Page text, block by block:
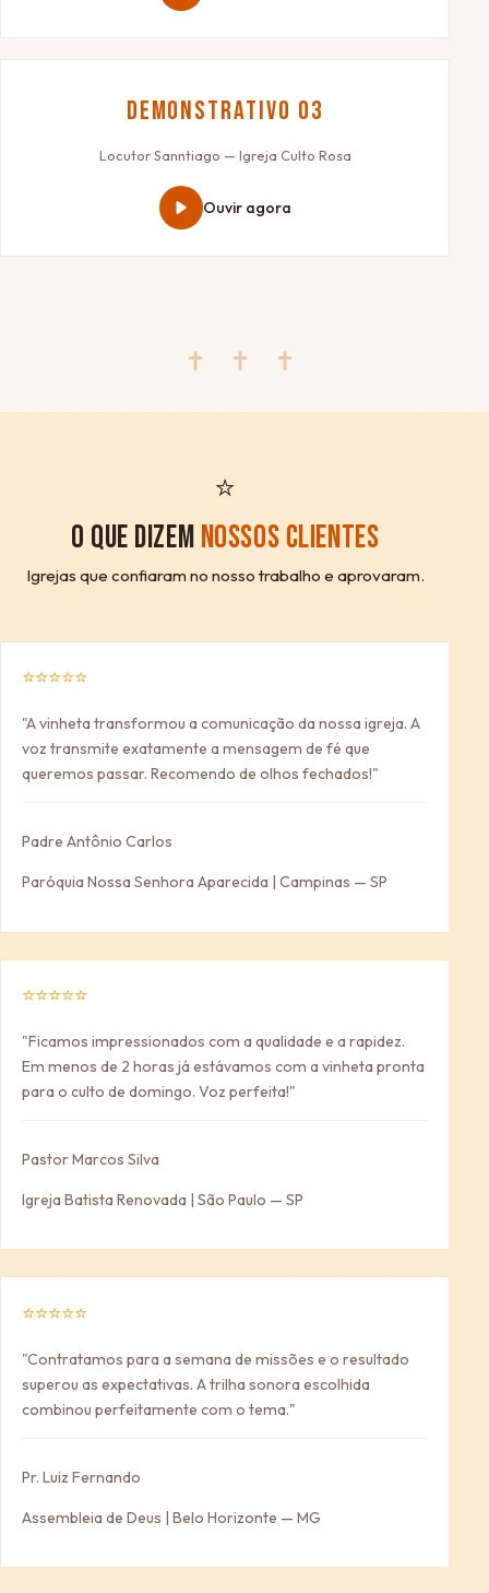
Demonstrativo 03
Locutor Sanntiago — Igreja Culto Rosa
Ouvir agora
✝ ✝ ✝
⭐
O QUE DIZEM NOSSOS CLIENTES
Igrejas que confiaram no nosso trabalho e aprovaram.
⭐⭐⭐⭐⭐
"A vinheta transformou a comunicação da nossa igreja. A
voz transmite exatamente a mensagem de fé que
queremos passar. Recomendo de olhos fechados!"
Padre Antônio Carlos
Paróquia Nossa Senhora Aparecida | Campinas — SP
⭐⭐⭐⭐⭐
"Ficamos impressionados com a qualidade e a rapidez.
Em menos de 2 horas já estávamos com a vinheta pronta
para o culto de domingo. Voz perfeita!"
Pastor Marcos Silva
Igreja Batista Renovada | São Paulo — SP
⭐⭐⭐⭐⭐
"Contratamos para a semana de missões e o resultado
superou as expectativas. A trilha sonora escolhida
combinou perfeitamente com o tema."
Pr. Luiz Fernando
Assembleia de Deus | Belo Horizonte — MG